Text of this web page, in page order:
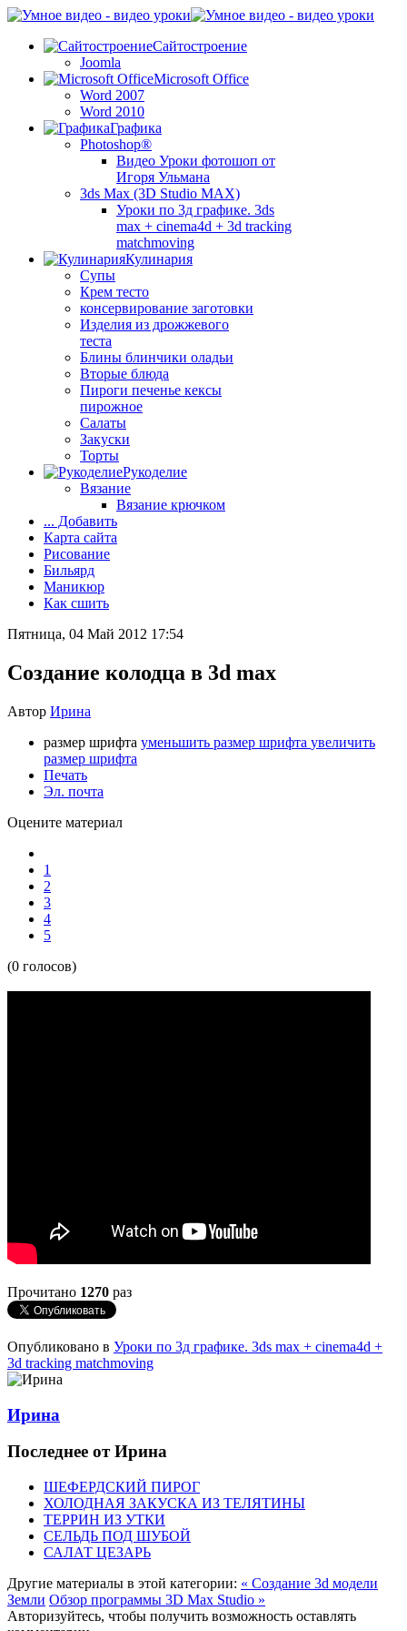
Сайтостроение
Joomla
Microsoft Office
Word 2007
Word 2010
Графика
Photoshop®
Видео Уроки фотошоп от
Игоря Ульмана
3ds Max (3D Studio MAX)
Уроки по 3д графике. 3ds
max + cinema4d + 3d tracking
matchmoving
Кулинария
Супы
Крем тесто
консервирование заготовки
Изделия из дрожжевого
теста
Блины блинчики оладьи
Вторые блюда
Пироги печенье кексы
пирожное
Салаты
Закуски
Торты
Рукоделие
Вязание
Вязание крючком
... Добавить
Карта сайта
Рисование
Бильярд
Маникюр
Как сшить
Пятница, 04 Май 2012 17:54
Создание колодца в 3d max
Автор Ирина
размер шрифта уменьшить размер шрифта увеличить
размер шрифта
Печать
Эл. почта
Оцените материал
1
2
3
4
5
(0 голосов)
Прочитано 1270 раз
Опубликовано в Уроки по 3д графике. 3ds max + cinema4d +
3d tracking matchmoving
Ирина
Последнее от Ирина
ШЕФЕРДСКИЙ ПИРОГ
ХОЛОДНАЯ ЗАКУСКА ИЗ ТЕЛЯТИНЫ
ТЕРРИН ИЗ УТКИ
СЕЛЬДЬ ПОД ШУБОЙ
САЛАТ ЦЕЗАРЬ
Другие материалы в этой категории: « Создание 3d модели
Земли Обзор программы 3D Max Studio »
Авторизуйтесь, чтобы получить возможность оставлять